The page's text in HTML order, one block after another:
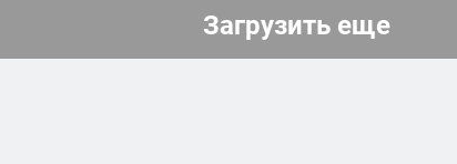
Загрузить еще